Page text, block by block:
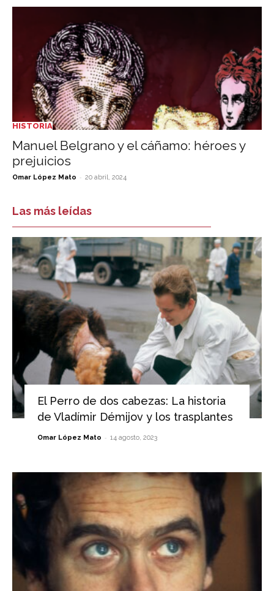
HISTORIA
Manuel Belgrano y el cáñamo: héroes y
prejuicios
Omar López Mato - 20 abril, 2024
Las más leídas
El Perro de dos cabezas: La historia
de Vladímir Démijov y los trasplantes
Omar López Mato - 14 agosto, 2023